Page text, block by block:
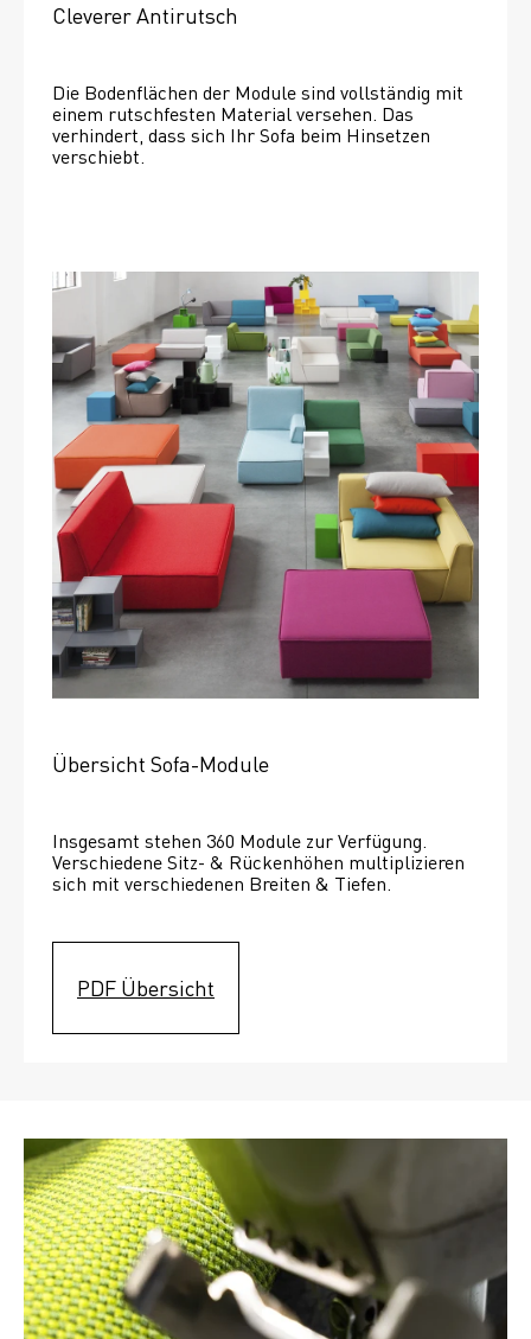
Cleverer Antirutsch
Die Bodenflächen der Module sind vollständig mit
einem rutschfesten Material versehen. Das
verhindert, dass sich Ihr Sofa beim Hinsetzen
verschiebt.
Übersicht Sofa-Module
Insgesamt stehen 360 Module zur Verfügung.
Verschiedene Sitz- & Rückenhöhen multiplizieren
sich mit verschiedenen Breiten & Tiefen.
PDF Übersicht